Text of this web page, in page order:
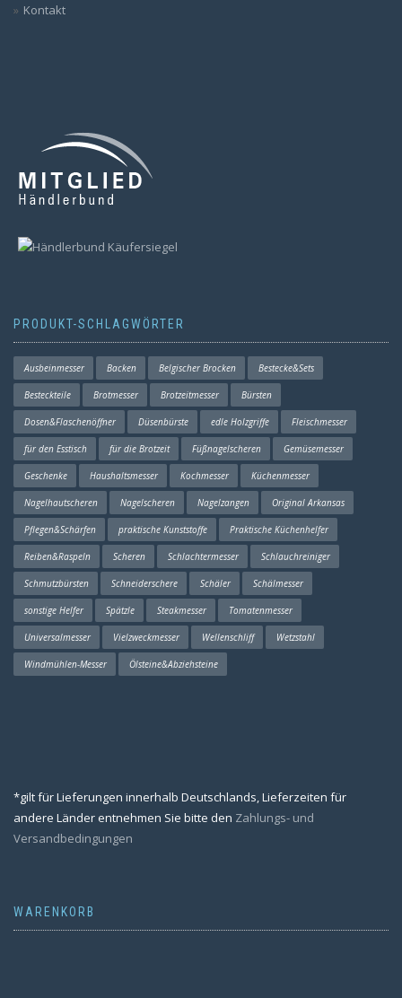
Kontakt
PRODUKT-SCHLAGWÖRTER
Ausbeinmesser Backen Belgischer Brocken Bestecke&Sets
Besteckteile Brotmesser Brotzeitmesser Bürsten
Dosen&Flaschenöffner Düsenbürste edle Holzgriffe Fleischmesser
für den Esstisch für die Brotzeit Füßnagelscheren Gemüsemesser
Geschenke Haushaltsmesser Kochmesser Küchenmesser
Nagelhautscheren Nagelscheren Nagelzangen Original Arkansas
Pflegen&Schärfen praktische Kunststoffe Praktische Küchenhelfer
Reiben&Raspeln Scheren Schlachtermesser Schlauchreiniger
Schmutzbürsten Schneiderschere Schäler Schälmesser
sonstige Helfer Spätzle Steakmesser Tomatenmesser
Universalmesser Vielzweckmesser Wellenschliff Wetzstahl
Windmühlen-Messer Ölsteine&Abziehsteine
*gilt für Lieferungen innerhalb Deutschlands, Lieferzeiten für
andere Länder entnehmen Sie bitte den Zahlungs- und
Versandbedingungen
WARENKORB